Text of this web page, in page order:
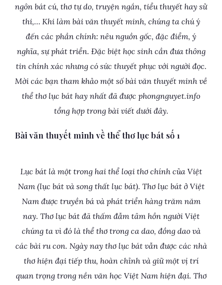
ngôn bát cú, thơ tự do, truyện ngắn, tiểu thuyết hay sử
thi,… Khi làm bài văn thuyết minh, chúng ta chú ý
đến các phần chính: nêu nguồn gốc, đặc điểm, ý
nghĩa, sự phát triển. Đặc biệt học sinh cần đưa thông
tin chính xác nhưng có sức thuyết phục với người đọc.
Mời các bạn tham khảo một số bài văn thuyết minh về
thể thơ lục bát hay nhất đã được phongnguyet.info
tổng hợp trong bài viết dưới đây.
Bài văn thuyết minh về thể thơ lục bát số 1
Lục bát là một trong hai thể loại thơ chính của Việt
Nam (lục bát và song thất lục bát). Thơ lục bát ở Việt
Nam được truyền bá và phát triển hàng trăm năm
nay. Thơ lục bát đã thấm đẫm tâm hồn người Việt
chúng ta vì đó là thể thơ trong ca dao, đồng dao và
các bài ru con. Ngày nay thơ lục bát vẫn được các nhà
thơ hiện đại tiếp thu, hoàn chỉnh và giữ một vị trí
quan trọng trong nền văn học Việt Nam hiện đại. Thơ